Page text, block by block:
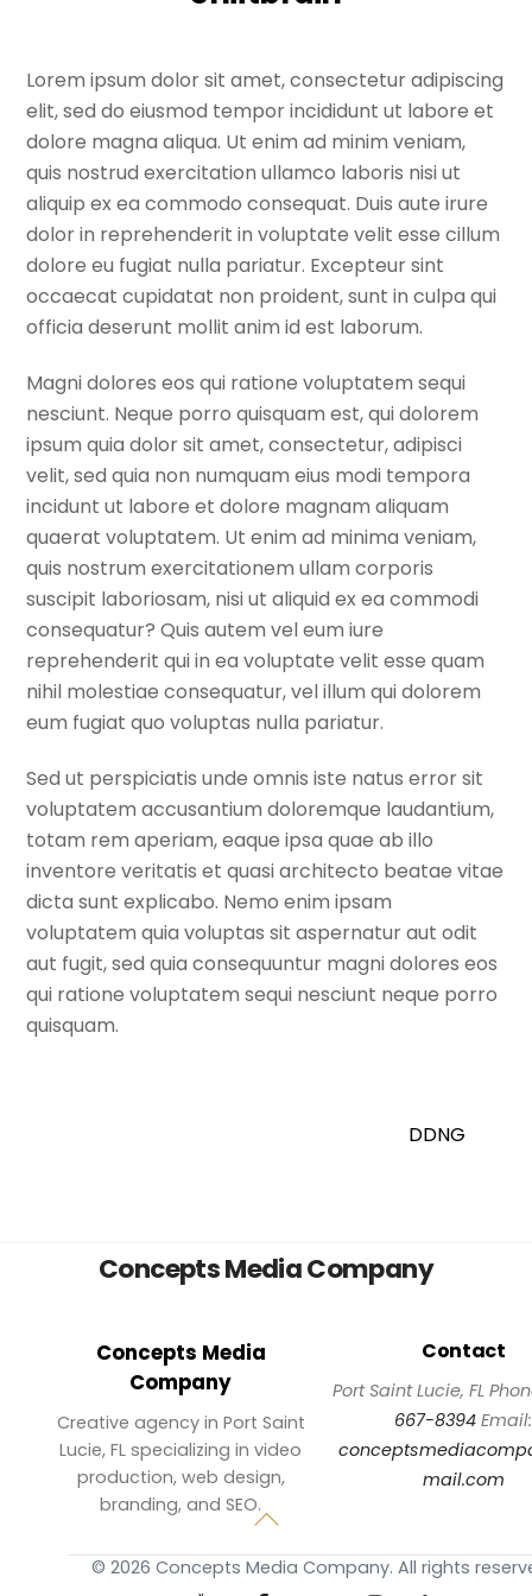
Lorem ipsum dolor sit amet, consectetur adipiscing
elit, sed do eiusmod tempor incididunt ut labore et
dolore magna aliqua. Ut enim ad minim veniam,
quis nostrud exercitation ullamco laboris nisi ut
aliquip ex ea commodo consequat. Duis aute irure
dolor in reprehenderit in voluptate velit esse cillum
dolore eu fugiat nulla pariatur. Excepteur sint
occaecat cupidatat non proident, sunt in culpa qui
officia deserunt mollit anim id est laborum.
Magni dolores eos qui ratione voluptatem sequi
nesciunt. Neque porro quisquam est, qui dolorem
ipsum quia dolor sit amet, consectetur, adipisci
velit, sed quia non numquam eius modi tempora
incidunt ut labore et dolore magnam aliquam
quaerat voluptatem. Ut enim ad minima veniam,
quis nostrum exercitationem ullam corporis
suscipit laboriosam, nisi ut aliquid ex ea commodi
consequatur? Quis autem vel eum iure
reprehenderit qui in ea voluptate velit esse quam
nihil molestiae consequatur, vel illum qui dolorem
eum fugiat quo voluptas nulla pariatur.
Sed ut perspiciatis unde omnis iste natus error sit
voluptatem accusantium doloremque laudantium,
totam rem aperiam, eaque ipsa quae ab illo
inventore veritatis et quasi architecto beatae vitae
dicta sunt explicabo. Nemo enim ipsam
voluptatem quia voluptas sit aspernatur aut odit
aut fugit, sed quia consequuntur magni dolores eos
qui ratione voluptatem sequi nesciunt neque porro
quisquam.
DDNG
Back
Concepts Media Company
Concepts Media
Company
Creative agency in Port Saint
Lucie, FL specializing in video
production, web design,
branding, and SEO.
Contact
Port Saint Lucie, FL
667-8394 Email:
mail.com
© 2026 Concepts Media Company. All rights
YouTubeFacebookTwitter Instagram